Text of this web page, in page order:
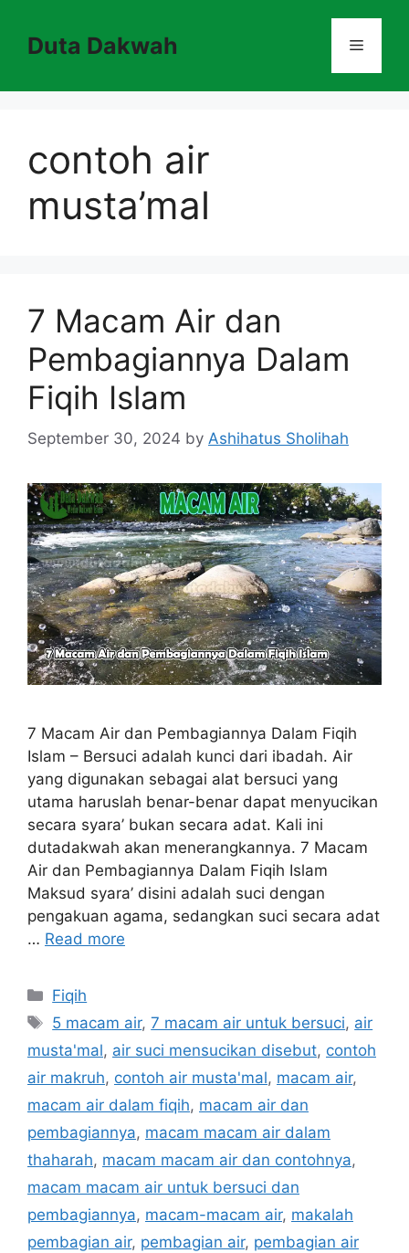
contentDuta Dakwah Menu
contoh air
musta’mal
7 Macam Air dan
Pembagiannya Dalam
Fiqih Islam
September 30, 2024 by Ashihatus Sholihah
7 Macam Air dan Pembagiannya Dalam Fiqih
Islam – Bersuci adalah kunci dari ibadah. Air
yang digunakan sebagai alat bersuci yang
utama haruslah benar-benar dapat menyucikan
secara syara’ bukan secara adat. Kali ini
dutadakwah akan menerangkannya. 7 Macam
Air dan Pembagiannya Dalam Fiqih Islam
Maksud syara’ disini adalah suci dengan
pengakuan agama, sedangkan suci secara adat
… Read more
Categories
Fiqih
Tags
5 macam air,7 macam air untuk bersuci, air
musta'mal, air suci mensucikan disebut, contoh
air makruh, contoh air musta'mal, macam air,
macam air dalam fiqih, macam air dan
pembagiannya, macam macam air dalam
thaharah, macam macam air dan contohnya,
macam macam air untuk bersuci dan
pembagiannya, macam-macam air, makalah
pembagian air, pembagian air, pembagian air